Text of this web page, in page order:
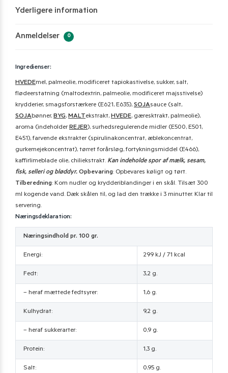
Yderligere information
Anmeldelser 0
Ingredienser:
HVEDEmel, palmeolie, modificeret tapiokastivelse, sukker, salt,
flødeerstatning (maltodextrin, palmeolie, modificeret majsstivelse)
krydderier, smagsforstærkere (E621, E635), SOJAsauce (salt,
SOJAbønner, BYG, MALTekstrakt, HVEDE, gæresktrakt, palmeolie),
aroma (indeholder REJER), surhedsregulerende midler (E500, E501,
E451), farvende ekstrakter (spirulinakoncentrat, æblekoncentrat,
gurkemejekoncentrat), tørret forårsløg, fortykningsmiddel (E466),
kaffirlimeblade olie, chiliekstrakt. Kan indeholde spor af mælk, sesam,
fisk, selleri og bløddyr. Opbevaring: Opbevares køligt og tørt.
Tilberedning: Kom nudler og krydderiblandinger i en skål. Tilsæt 300
ml kogende vand. Dæk skålen til, og lad den trække i 3 minutter. Klar til
servering.
Næringsdeklaration:
Næringsindhold pr. 100 gr.
Energi: 299 kJ / 71 kcal
Fedt: 3,2 g.
– heraf mættede fedtsyrer: 1,6 g.
Kulhydrat: 9,2 g.
– heraf sukkerarter: 0,9 g.
Protein: 1,3 g.
Salt: 0,95 g.